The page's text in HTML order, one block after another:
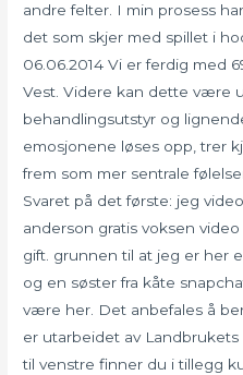
andre felter. I min prosess
det som skjer med spillet i
06.06.2014 Vi er ferdig med
Vest. Videre kan dette være
behandlingsutstyr og
emosjonene løses opp, trer
frem som mer sentrale
Svaret på det første: jeg
anderson gratis voksen
gift. grunnen til at jeg er her
og en søster fra kåte
være her. Det anbefales å
er utarbeidet av
til venstre finner du i tillegg